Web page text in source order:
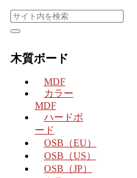
木質ボード
MDF
カラー
MDF
ハードボ
ード
OSB（EU）
OSB（US）
OSB（JP）